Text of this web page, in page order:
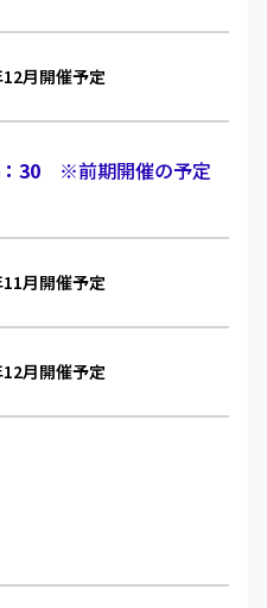
月開催予定
30 ※前期開催の予定
月開催予定
月開催予定